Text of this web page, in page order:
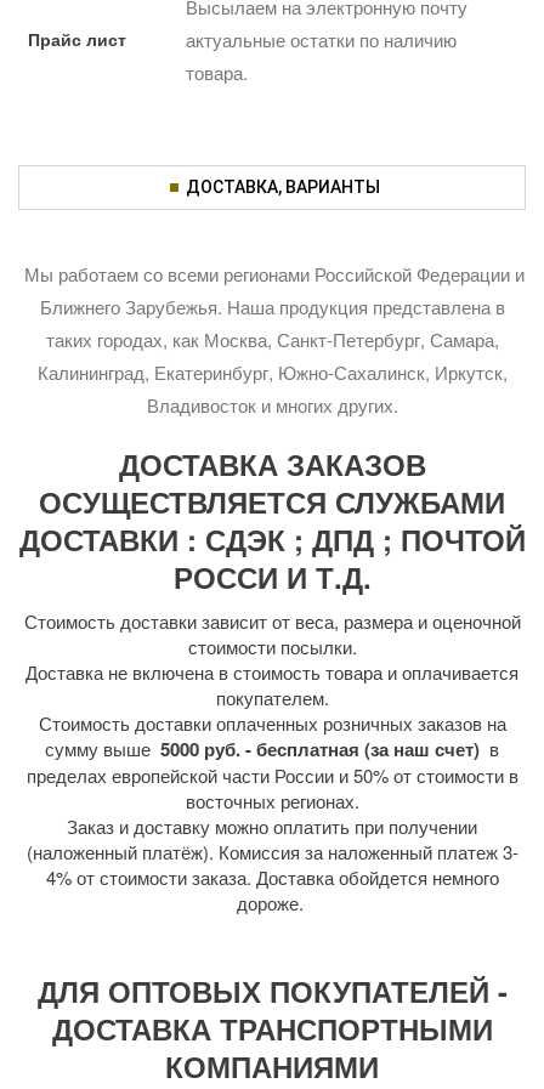
Прайс лист
Высылаем на электронную почту
актуальные остатки по наличию
товара.
ДОСТАВКА, ВАРИАНТЫ
Мы работаем со всеми регионами Российской Федерации и
Ближнего Зарубежья. Наша продукция представлена в
таких городах, как Москва, Санкт-Петербург, Самара,
Калининград, Екатеринбург, Южно-Сахалинск, Иркутск,
Владивосток и многих других.
ДОСТАВКА ЗАКАЗОВ
ОСУЩЕСТВЛЯЕТСЯ СЛУЖБАМИ
ДОСТАВКИ : СДЭК ; ДПД ; ПОЧТОЙ
РОССИ И Т.Д.
Стоимость доставки зависит от веса, размера и оценочной
стоимости посылки.
Доставка не включена в стоимость товара и оплачивается
покупателем.
Стоимость доставки оплаченных розничных заказов на
сумму выше 5000 руб. - бесплатная (за наш счет) в
пределах европейской части России и 50% от стоимости в
восточных регионах.
Заказ и доставку можно оплатить при получении
(наложенный платёж). Комиссия за наложенный платеж 3-
4% от стоимости заказа. Доставка обойдется немного
дороже.
ДЛЯ ОПТОВЫХ ПОКУПАТЕЛЕЙ -
ДОСТАВКА ТРАНСПОРТНЫМИ
КОМПАНИЯМИ